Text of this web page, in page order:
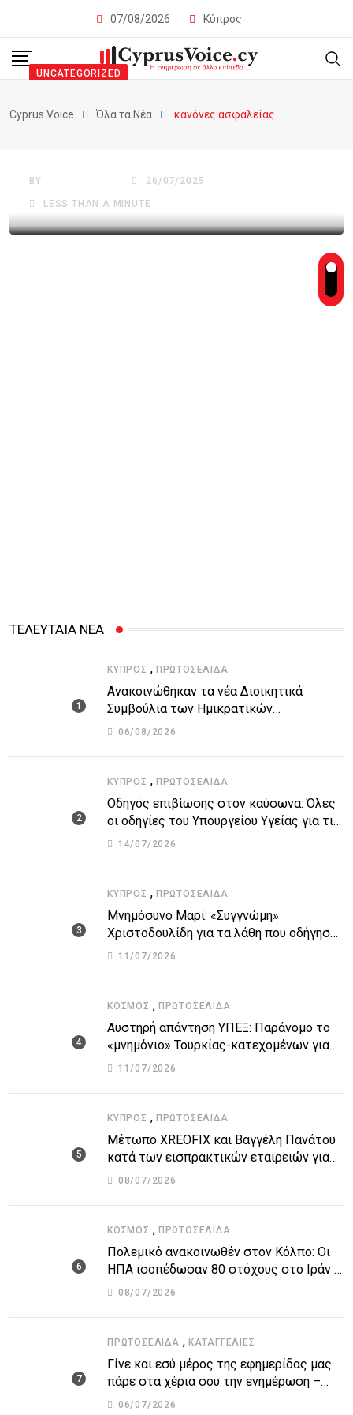
07/08/2026 Κύπρος
Cyprus Voice Όλα τα Νέα κανόνες ασφαλείας
UNCATEGORIZED
Καταργείται το όριο των 100ml στα
BY 26/07/2025
LESS THAN A MINUTE
ΤΕΛΕΥΤΑΙΑ ΝΕΑ
ΚΎΠΡΟΣ , ΠΡΩΤΟΣΈΛΙΔΑ
Ανακοινώθηκαν τα νέα Διοικητικά
Συμβούλια των Ημικρατικών
Οργανισμών – Όλη η λίστα με τα
06/08/2026
ΚΎΠΡΟΣ , ΠΡΩΤΟΣΈΛΙΔΑ
Οδηγός επιβίωσης στον καύσωνα: Όλες
οι οδηγίες του Υπουργείου Υγείας για τις
υψηλές θερμοκρασίες
14/07/2026
ΚΎΠΡΟΣ , ΠΡΩΤΟΣΈΛΙΔΑ
Μνημόσυνο Μαρί: «Συγγνώμη»
Χριστοδουλίδη για τα λάθη που οδήγησαν
στην τραγωδία
11/07/2026
ΚΌΣΜΟΣ , ΠΡΩΤΟΣΈΛΙΔΑ
Αυστηρή απάντηση ΥΠΕΞ: Παράνομο το
«μνημόνιο» Τουρκίας-κατεχομένων για
τον υποθαλάσσιο αγωγό
11/07/2026
ΚΎΠΡΟΣ , ΠΡΩΤΟΣΈΛΙΔΑ
Μέτωπο XREOFIX και Βαγγέλη Πανάτου
κατά των εισπρακτικών εταιρειών για
την προστασία των δανειοληπτών
08/07/2026
ΚΌΣΜΟΣ , ΠΡΩΤΟΣΈΛΙΔΑ
Πολεμικό ανακοινωθέν στον Κόλπο: Οι
ΗΠΑ ισοπέδωσαν 80 στόχους στο Ιράν –
Μπαράζ επιθέσεων σε αμερικανικές
08/07/2026
ΠΡΩΤΟΣΈΛΙΔΑ , ΚΑΤΑΓΓΕΛΙΕΣ
Γίνε και εσύ μέρος της εφημερίδας μας
πάρε στα χέρια σου την ενημέρωση –
στείλε το δικό σου άρθρο την δική σου
06/07/2026